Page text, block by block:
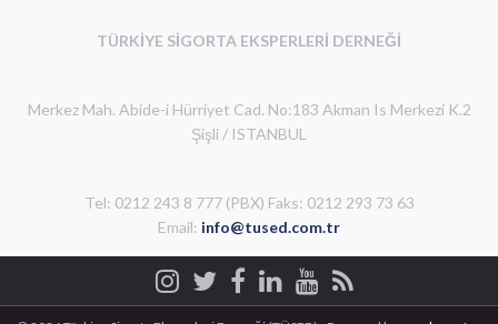
TÜRKİYE SİGORTA EKSPERLERİ DERNEĞİ
Merkez Mah. Abide-i Hürriyet Cad. No:183 Akman Is Merkezi K.2
Şişli / ISTANBUL
Tel: 0212 243 8 777 (PBX) Faks: 0212 293 73 63
Email: info@tused.com.tr